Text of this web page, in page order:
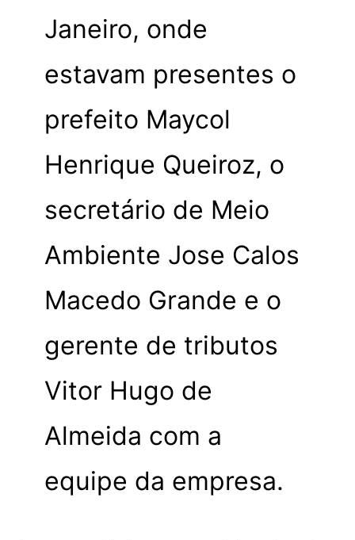
Janeiro, onde
estavam presentes o
prefeito Maycol
Henrique Queiroz, o
secretário de Meio
Ambiente Jose Calos
Macedo Grande e o
gerente de tributos
Vitor Hugo de
Almeida com a
equipe da empresa.